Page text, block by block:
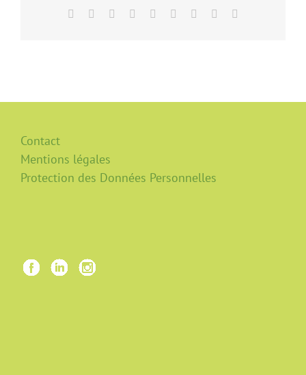
Facebook Reddit LinkedInWhatsApp
TumblrPinterest
Contact
Mentions légales
Protection des Données Personnelles